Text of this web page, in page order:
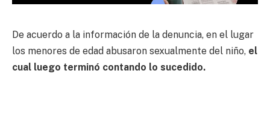
De acuerdo a la información de la denuncia, en el lugar
los menores de edad abusaron sexualmente del niño, el
cual luego terminó contando lo sucedido.